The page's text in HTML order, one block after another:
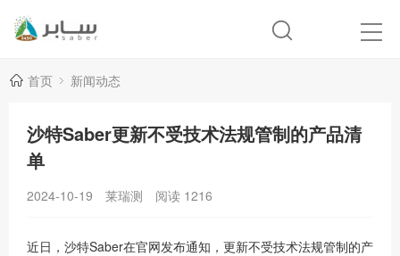
首页 新闻动态
沙特Saber更新不受技术法规管制的产品清
单
2024-10-19 莱瑞测 阅读 1216
近日，沙特Saber在官网发布通知，更新不受技术法规管制的产